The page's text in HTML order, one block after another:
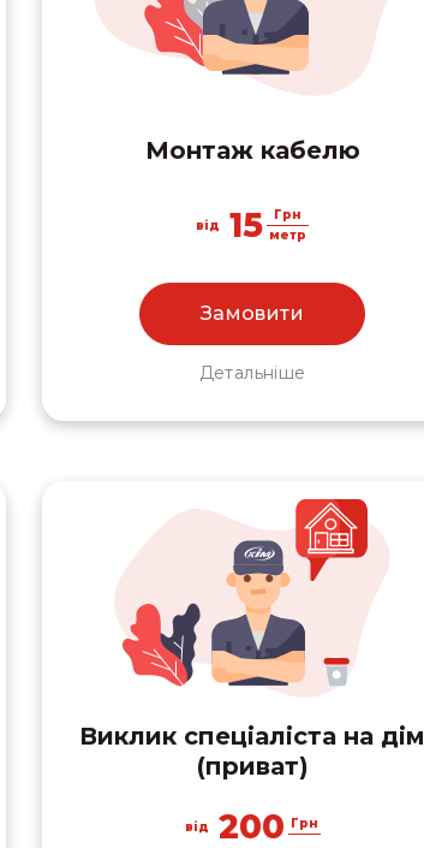
Монтаж кабелю
від 15
Грн
метр
Замовити
Детальніше
Виклик спеціаліста на дім
(приват)
від 200 Грн